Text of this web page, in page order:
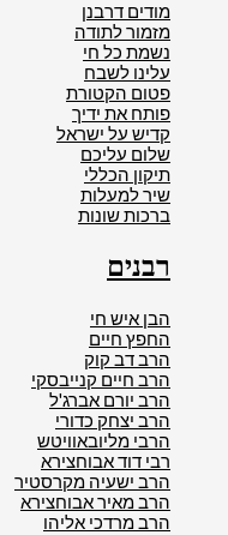
מודים דרבנן
מזמור לתודה
נשמת כל חי
עלינו לשבח
פטום הקטורת
פותח את ידיך
קדיש על ישראל
שלום עליכם
תיקון הכללי
שיר למעלות
ברכות שונות
רבנים
הבן איש חי
החפץ חיים
הרב דב קוק
הרב חיים קנייבסקי
הרב יורם אברג'ל
הרב יצחק כדורי
הרבי מליובאוויטש
רבי דוד אבוחצירא
הרב ישעיה מקרסטיר
הרב מאיר אבוחצירא
הרב מרדכי אליהו